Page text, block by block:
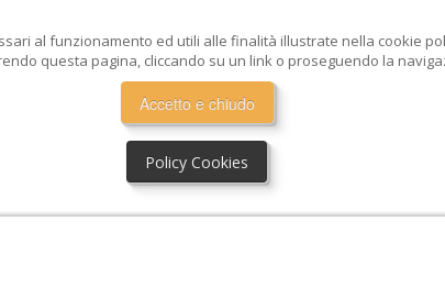
al funzionamento ed utili alle finalità illustrate nella cookie
questa pagina, cliccando su un link o proseguendo la
Accetto e chiudo
Policy Cookies